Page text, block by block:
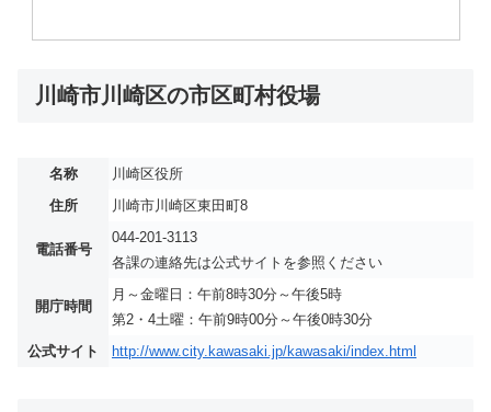
川崎市川崎区の市区町村役場
名称
川崎区役所
住所
川崎市川崎区東田町8
電話番号
044-201-3113
各課の連絡先は公式サイトを参照ください
開庁時間
月～金曜日：午前8時30分～午後5時
第2・4土曜：午前9時00分～午後0時30分
公式サイト
http://www.city.kawasaki.jp/kawasaki/index.html